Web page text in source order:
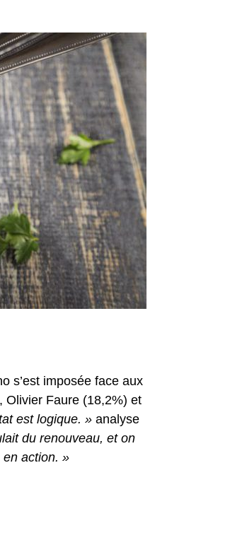
s’est imposée face aux
Olivier Faure (18,2%) et
est logique. » analyse
du renouveau, et on
en action. »